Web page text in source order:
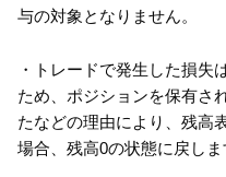
与の対象となりません。
・トレードで発生した損失
ため、ポジションを保有さ
たなどの理由により、残高
場合、残高0の状態に戻しま